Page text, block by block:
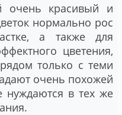
очень красивый и
нормально рос
а также для
цветения,
только с теми
очень похожей
нуждаются в тех же